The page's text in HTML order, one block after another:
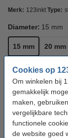
Cookies op
Om winkelen bij
gemakkelijk
maken,
vergelijkbare
functionele
de website goed
Merk: 123inkt Type:
Diameter: 15 mm
15 mm 20 mm
Kleur:Geel
Bekijk de
Bespaar bijna
10%
Direct leverbaar